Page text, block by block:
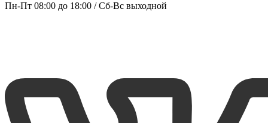
Пн-Пт 08:00 до 18:00 / Сб-Вс выходной